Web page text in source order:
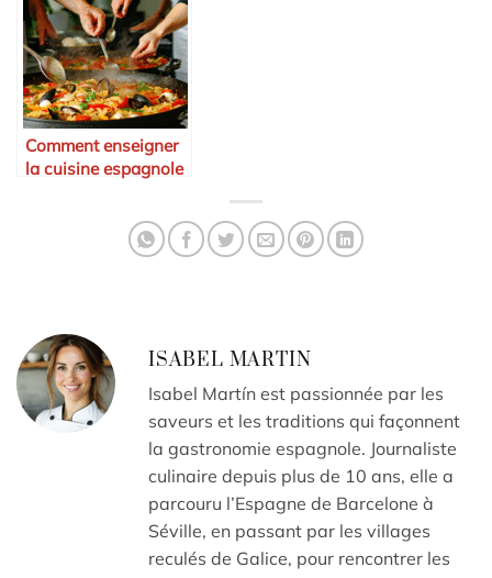
Comment enseigner
la cuisine espagnole
ISABEL MARTIN
Isabel Martín est passionnée par les
saveurs et les traditions qui façonnent
la gastronomie espagnole. Journaliste
culinaire depuis plus de 10 ans, elle a
parcouru l’Espagne de Barcelone à
Séville, en passant par les villages
reculés de Galice, pour rencontrer les